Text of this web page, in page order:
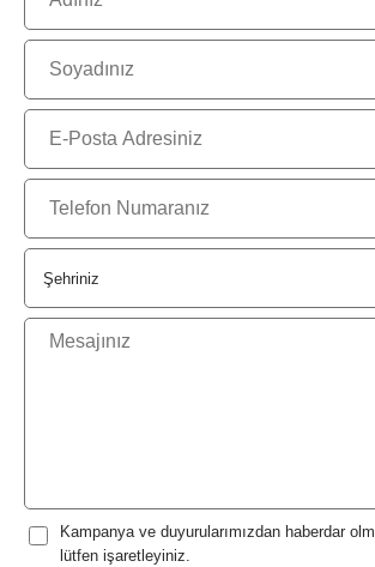
Kampanya ve duyurularımızdan haberdar
lütfen işaretleyiniz.